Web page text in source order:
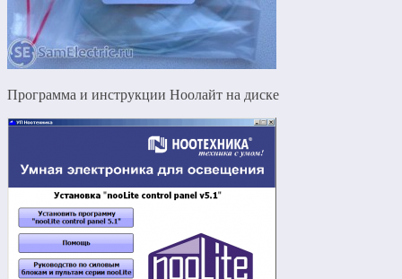
Программа и инструкции Ноолайт на диске